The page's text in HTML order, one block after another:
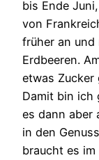
bis Ende
von
früher an und
Erdbeeren.
etwas Zucker
Damit bin ich
es dann aber
in den
braucht es